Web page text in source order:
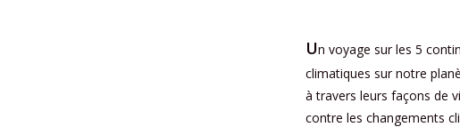
Un voyage sur les 5
climatiques sur notre
à travers leurs façons de
contre les changements